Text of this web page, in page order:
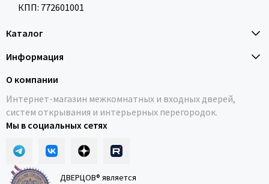
КПП: 772601001
Каталог
Информация
О компании
Интернет-магазин межкомнатных и входных дверей,
систем открывания и интерьерных перегородок.
Мы в социальных сетях
ДВЕРЦОВ® является